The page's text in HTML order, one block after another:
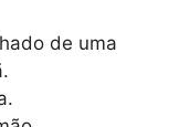
de uma